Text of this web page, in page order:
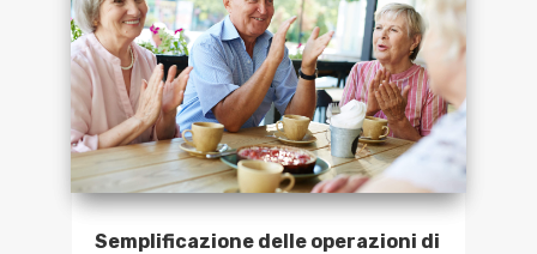
Semplificazione delle operazioni di